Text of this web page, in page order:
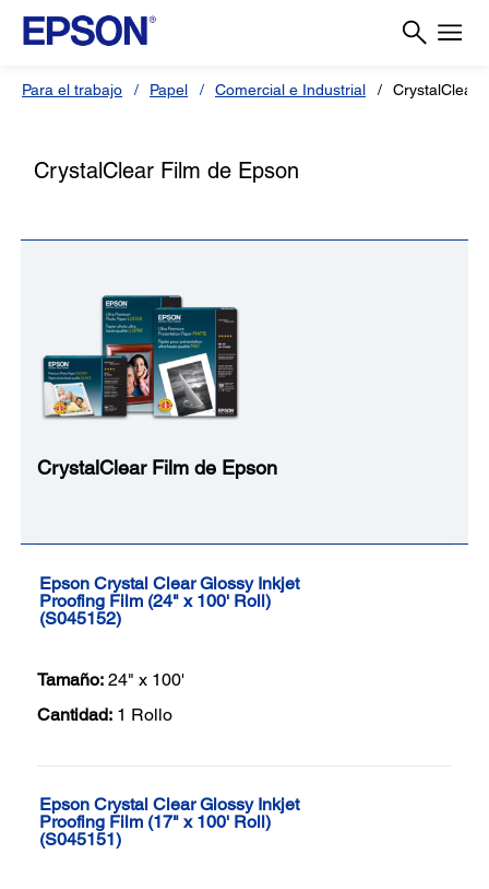
Para el trabajo Papel Comercial e Industrial CrystalClear
CrystalClear Film de Epson
CrystalClear Film de Epson
Epson Crystal Clear Glossy Inkjet
Proofing Film (24" x 100' Roll)
(S045152)
Tamaño: 24" x 100'
Cantidad: 1 Rollo
Epson Crystal Clear Glossy Inkjet
Proofing Film (17" x 100' Roll)
(S045151)